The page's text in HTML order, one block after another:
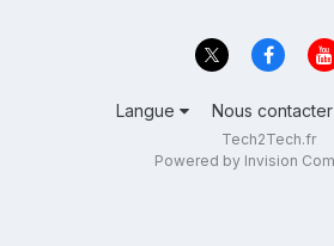
Langue Nous contacter
Tech2Tech.fr
Powered by Invision